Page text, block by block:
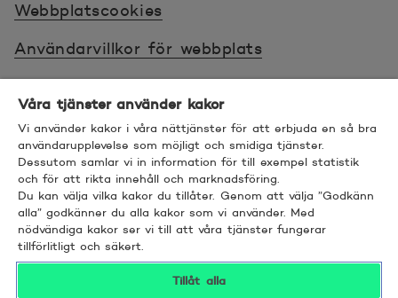
Webbplatscookies
Användarvillkor för webbplats
Sköt ärenden tryggt
Tillgänglighet
Bra att veta
© 2026 POP Pankki, Hevosenkenkä 3, 02600
ESPOO
Våra tjänster använder kakor
Vi använder kakor i våra nättjänster för att erbjuda en så bra
användarupplevelse som möjligt och smidiga tjänster.
Dessutom samlar vi in information för till exempel statistik
och för att rikta innehåll och marknadsföring.
Du kan välja vilka kakor du tillåter. Genom att välja ”Godkänn
alla” godkänner du alla kakor som vi använder. Med
nödvändiga kakor ser vi till att våra tjänster fungerar
tillförlitligt och säkert.
Tillåt alla